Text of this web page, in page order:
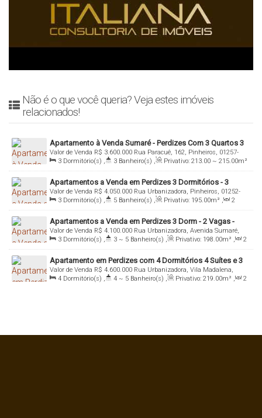
Não é o que você queria? Veja estes imóveis
relacionados!
Apartamento à Venda Sumaré - Perdizes Com 3 Quartos 3
Suítes e 4 Vagas
R$ 3.600.000
Valor de Venda
Rua Paracuê, 162, Pinheiros, 01257-
050, Sumaré, São Paulo, São Paulo, Brasil
3 Dormitório(s) , 3 Banheiro(s) , Privativo: 213.00 ~ 215.00m²
,
2 Sala(s) , 3 Suíte(s) , Total: 213.00~ 215.00m² , 4 Vaga(s)
,
Útil: 213.00~ 215.00m²
Apartamentos a Venda em Perdizes 3 Dormitórios - 3
Suítes e 2 Vagas
R$ 4.050.000
Valor de Venda
Rua Urbanizadora, Pinheiros, 01252-
040, Sumaré, São Paulo, São Paulo, Brasil
3 Dormitório(s) , 5 Banheiro(s) , Privativo: 195.00m² ,
2
Sala(s) , 3 Suíte(s) , Total: 195.00m² , 2 Vaga(s) ,
Útil:
195.00m² , Terreno: 1965 .00m²
Apartamentos a Venda em Perdizes 3 Dorm - 2 Vagas -
Imóveis Italiana Consultoria
R$ 4.100.000
Valor de Venda
Rua Urbanizadora, Avenida Sumaré,
01252-040, Sumaré, São Paulo, São Paulo, Brasil
3 Dormitório(s) , 3 ~ 5 Banheiro(s) , Privativo: 198.00m² ,
2
Sala(s) , 3 Suíte(s) , Total: 198.00m² , 2 Vaga(s) ,
Útil:
198.00m² , Terreno: 1970.00m²
Apartamento em Perdizes com 4 Dormitórios 4 Suítes e 3
Vagas
R$ 4.600.000
Valor de Venda
Rua Urbanizadora, Vila Madalena,
01252-040, Sumaré, São Paulo, São Paulo, Brasil
4 Dormitório(s) , 4 ~ 5 Banheiro(s) , Privativo: 219.00m² ,
2